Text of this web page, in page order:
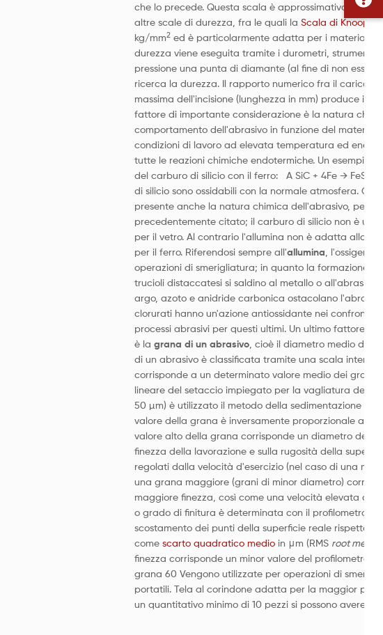
che lo precede. Questa scala è approssimativa e non
altre scale di durezza, fra le quali la Scala di Knoop,
kg/mm2ed è particolarmente adatta per i materiali
durezza viene eseguita tramite i durometri,
pressione una punta di diamante (al fine di non
ricerca la durezza. Il rapporto numerico fra il carico
massima dell'incisione (lunghezza in mm) produce il
fattore di importante considerazione è la natura
comportamento dell'abrasivo in funzione del
condizioni di lavoro ad elevata temperatura ed
tutte le reazioni chimiche endotermiche. Un esempio
del carburo di silicio con il ferro: A SiC + 4Fe → FeSi +
di silicio sono ossidabili con la normale atmosfera.
presente anche la natura chimica dell'abrasivo, per
precedentemente citato; il carburo di silicio non è
per il vetro. Al contrario l'allumina non è adatta alla
per il ferro. Riferendosi sempre all'allumina, l'ossigeno
operazioni di smerigliatura; in quanto la formazione
trucioli distaccatesi si saldino al metallo o all'abrasivo
argo, azoto e anidride carbonica ostacolano
clorurati hanno un'azione antiossidante nei confronti
processi abrasivi per questi ultimi. Un ultimo fattore
è la grana di un abrasivo, cioè il diametro medio
di un abrasivo è classificata tramite una scala
corrisponde a un determinato valore medio dei
lineare del setaccio impiegato per la vagliatura dei
50 µm) è utilizzato il metodo della sedimentazione in
valore della grana è inversamente proporzionale al
valore alto della grana corrisponde un diametro dei
finezza della lavorazione e sulla rugosità della
regolati dalla velocità d'esercizio (nel caso di una
una grana maggiore (grani di minor diametro)
maggiore finezza, così come una velocità elevata
o grado di finitura è determinata con il profilometro o
scostamento dei punti della superficie reale rispetto
come scarto quadratico medioin μm (RMS root mean
finezza corrisponde un minor valore del profilometro
grana 60 Vengono utilizzate per operazioni di
portatili. Tela al corindone adatta per la maggior
un quantitativo minimo di 10 pezzi si possono avere